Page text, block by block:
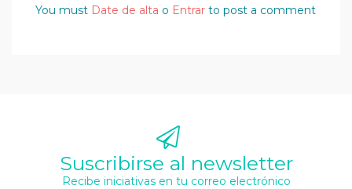
You must Date de alta o Entrar to post a comment
Suscribirse al newsletter
Recibe iniciativas en tu correo electrónico